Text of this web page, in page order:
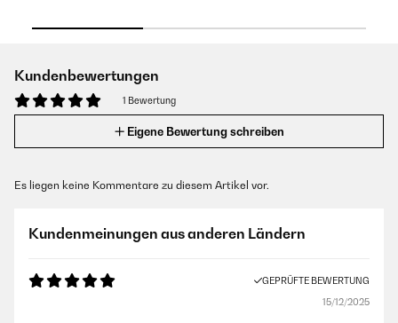
Kundenbewertungen
1 Bewertung
Eigene Bewertung schreiben
Es liegen keine Kommentare zu diesem Artikel vor.
Kundenmeinungen aus anderen Ländern
GEPRÜFTE BEWERTUNG
15/12/2025